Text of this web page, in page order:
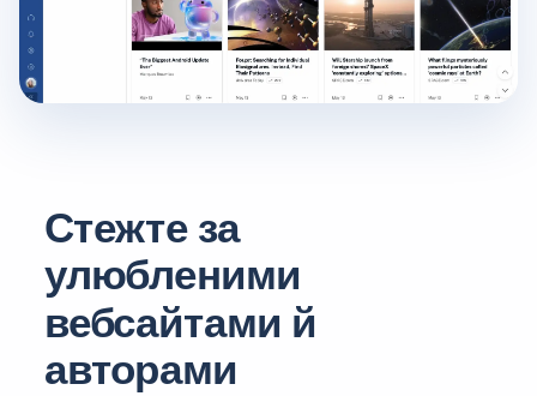
Стежте за
улюбленими
вебсайтами й
авторами